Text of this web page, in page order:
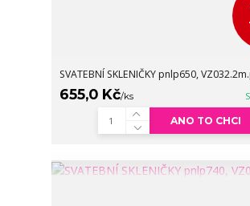
SVATEBNÍ SKLENIČKY pnlp650,
655,0 Kč/ks
ANO TO CHCI